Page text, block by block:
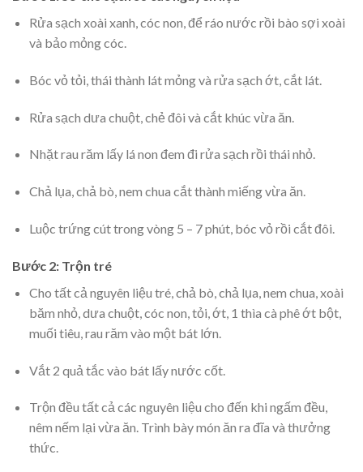
Rửa sạch xoài xanh, cóc non, để ráo nước rồi bào sợi xoài
và bảo mỏng cóc.
Bóc vỏ tỏi, thái thành lát mỏng và rửa sạch ớt, cắt lát.
Rửa sạch dưa chuột, chẻ đôi và cắt khúc vừa ăn.
Nhặt rau răm lấy lá non đem đi rửa sạch rồi thái nhỏ.
Chả lụa, chả bò, nem chua cắt thành miếng vừa ăn.
Luộc trứng cút trong vòng 5 – 7 phút, bóc vỏ rồi cắt đôi.
Bước 2: Trộn tré
Cho tất cả nguyên liệu tré, chả bò, chả lụa, nem chua, xoài
băm nhỏ, dưa chuột, cóc non, tỏi, ớt, 1 thìa cà phê ớt bột,
muối tiêu, rau răm vào một bát lớn.
Vắt 2 quả tắc vào bát lấy nước cốt.
Trộn đều tất cả các nguyên liệu cho đến khi ngấm đều,
nêm nếm lại vừa ăn. Trình bày món ăn ra đĩa và thưởng
thức.